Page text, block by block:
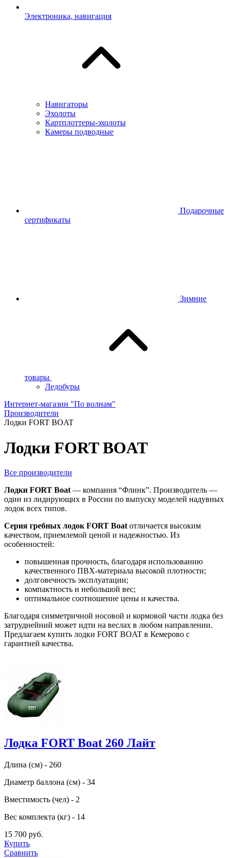
Электроника, навигация
Навигаторы
Эхолоты
Картплоттеры-эхолоты
Камеры подводные
Подарочные
сертификаты
Зимние
товары
Ледобуры
Интернет-магазин "По волнам"
Производители
Лодки FORT BOAT
Лодки FORT BOAT
Все производители
Лодка FORT Boat 260 Лайт
Длина (см) - 260
Диаметр баллона (см) - 34
Вместимость (чел) - 2
Вес комплекта (кг) - 14
15 700 руб.
Купить
Сравнить
Лодки FORT Boat — компания “Флинк”. Производитель —
один из лидирующих в России по выпуску моделей надувных
лодок всех типов.
Серия гребных лодок FORT Boat отличается высоким
качеством, приемлемой ценой и надежностью. Из
особенностей:
повышенная прочность, благодаря использованию
качественного ПВХ-материала высокой плотности;
долговечность эксплуатации;
компактность и небольшой вес;
оптимальное соотношение цены и качества.
Благодаря симметричной носовой и кормовой части лодка без
затруднейний может идти на веслах в любом направлении.
Предлагаем купить лодки FORT BOAT в Кемерово с
гарантией качества.